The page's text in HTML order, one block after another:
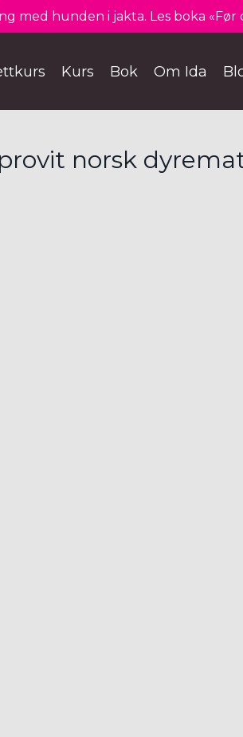
med hunden i jakta. Les boka
Kurs Bok Om Ida
norsk